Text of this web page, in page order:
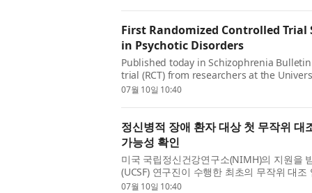
First Randomized Controlled
in Psychotic Disorders
Published today in Schizophrenia
trial (RCT) from researchers at the
funded in part by the National Institute
07월 10일 10:40
정신병적 장애 환자 대상 첫 무작위
가능성 확인
미국 국립정신건강연구소(NIMH)의 지원을
(UCSF) 연구진이 수행한 최초의 무작위 대
결과가 ‘Schizophrenia Bulletin’에 발표됐
07월 10일 10:40